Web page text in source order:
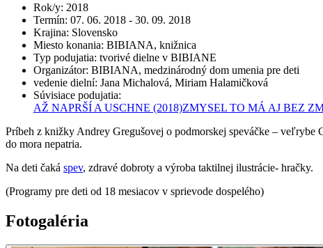
Rok/y: 2018
Termín: 07. 06. 2018 - 30. 09. 2018
Krajina: Slovensko
Miesto konania: BIBIANA, knižnica
Typ podujatia: tvorivé dielne v BIBIANE
Organizátor: BIBIANA, medzinárodný dom umenia pre deti
vedenie dielní: Jana Michalová, Miriam Halamičková
Súvisiace podujatia:
AŽ NAPRŠÍ A USCHNE (2018)ZMYSEL TO MÁ AJ BEZ
Príbeh z knižky Andrey Gregušovej o podmorskej speváčke – veľrybe
do mora nepatria.
Na deti čaká spev, zdravé dobroty a výroba taktilnej ilustrácie- hračky.
(Programy pre deti od 18 mesiacov v sprievode dospelého)
Fotogaléria